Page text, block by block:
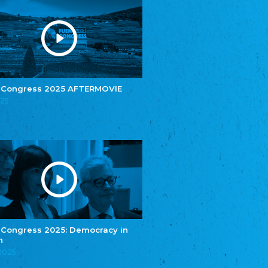
Congress 2025 AFTERMOVIE
Congress 2025: Democracy in
Youth of European Nationalities (YEN)
Youth of European Nationalities (YEN)
Zentralrat der Jenischen in Deutschland
e.V.
Central Council of Yenish in Germany
Zentralrat Deutscher Sinti und Roma
Central Council of German Sinti and Roma
Związek Polaków w Niemczech
Union of Poles in Germany
Bund Deutscher Nordschleswiger (BDN)
Federation of Germans in Northern Schleswig
Grænseforeningen
Danish Border Association
Eestimaa Rahvuste Ühendus
Estonian Union of National Minorities
Eestimaa Valgevenelaste Assotsiatsioon
Estonian Belorusian Association
Estonian German Society